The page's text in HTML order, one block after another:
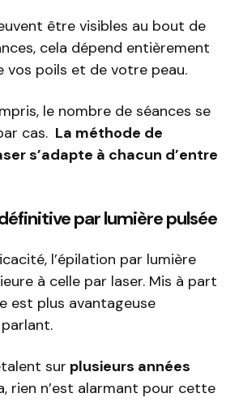
être visibles au bout de
cela dépend entièrement
vos poils et de votre peau.
le nombre de séances se
cas. La méthode de
s’adapte à chacun d’entre
par lumière pulsée
l’épilation par lumière
à celle par laser. Mis à part
est plus avantageuse
sur plusieurs années
rien n’est alarmant pour cette